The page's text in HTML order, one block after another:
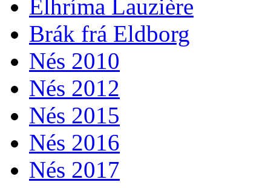
Élhríma Lauzière
Brák frá Eldborg
Nés 2010
Nés 2012
Nés 2015
Nés 2016
Nés 2017